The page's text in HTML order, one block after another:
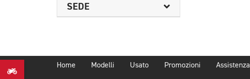
SEDE
Home Modelli Usato Promozioni Assistenza